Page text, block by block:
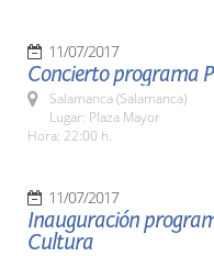
11/07/2017
Concierto programa
Salamanca (Salamanca)
Lugar: Plaza Mayor
Hora: 22:00 h.
11/07/2017
Inauguración
Cultura